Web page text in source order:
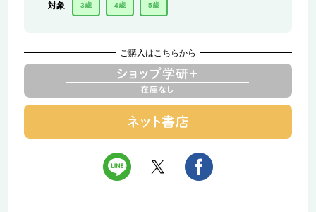
対象 3歳 4歳 5歳
ご購入はこちらから